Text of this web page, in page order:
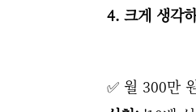
4. 크게 생각
✅ 월 300만